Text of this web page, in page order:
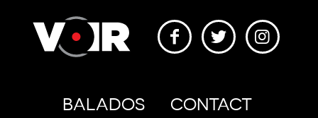
BALADOS CONTACT